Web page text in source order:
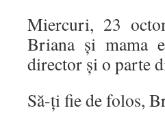
Miercuri, 23
Briana și mama
director și o parte
Să-ți fie de folos,